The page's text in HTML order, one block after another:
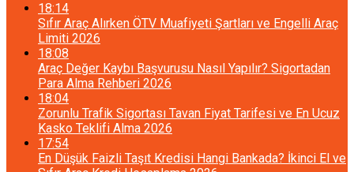
18:14
Sıfır Araç Alırken ÖTV Muafiyeti Şartları ve Engelli Araç
Limiti 2026
18:08
Araç Değer Kaybı Başvurusu Nasıl Yapılır? Sigortadan
Para Alma Rehberi 2026
18:04
Zorunlu Trafik Sigortası Tavan Fiyat Tarifesi ve En Ucuz
Kasko Teklifi Alma 2026
17:54
En Düşük Faizli Taşıt Kredisi Hangi Bankada? İkinci El ve